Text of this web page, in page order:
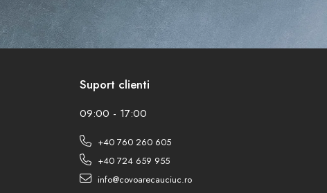
Suport clienti
09:00 - 17:00
+40 760 260 605
+40 724 659 955
info@covoarecauciuc.ro